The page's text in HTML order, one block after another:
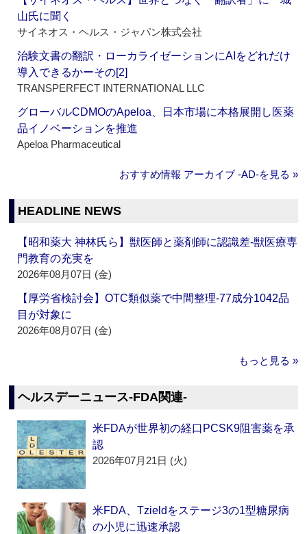
山氏に聞く
サイネオス・ヘルス・ジャパン株式会社
治験文書の翻訳・ローカライゼーションにAIをどれだけ
導入できるかーその[2]
TRANSPERFECT INTERNATIONAL LLC
グローバルCDMOのApeloa、日本市場に本格展開し医薬
品イノベーションを推進
Apeloa Pharmaceutical
おすすめ情報 アーカイブ ‐AD‐を見る »
HEADLINE NEWS
【昭和薬大 神林氏ら】獣医師と薬剤師に認識差‐獣医療専
門教育の充実を
2026年08月07日 (金)
【厚労省検討会】OTC類似薬で中間整理‐77成分1042品
目が対象に
2026年08月07日 (金)
もっと見る »
ヘルスデーニュース‐FDA関連‐
米FDAが世界初の経口PCSK9阻害薬を承
認
2026年07月21日 (火)
米FDA、Tzieldをステージ3の1型糖尿病
の小児に迅速承認